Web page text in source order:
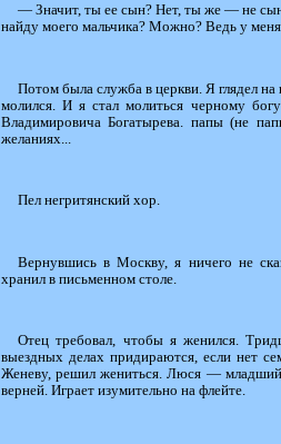
— Значит, ты ее сын? Нет, ты же — не
найду моего мальчика? Можно? Ведь у
Потом была служба в церкви. Я глядел
молился. И я стал молиться черному
Владимировича Богатырева. папы (не
желаниях...
Пел негритянский хор.
Вернувшись в Москву, я ничего не
хранил в письменном столе.
Отец требовал, чтобы я женился.
выездных делах придираются, если нет
Женеву, решил жениться. Люся — младший
верней. Играет изумительно на флейте.